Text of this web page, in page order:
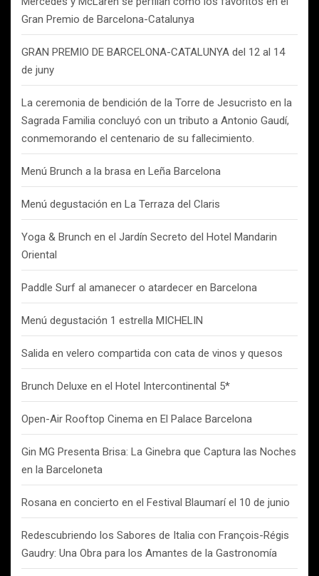
Gran Premio de Barcelona-Catalunya
GRAN PREMIO DE BARCELONA-CATALUNYA del 12 al 14
de juny
La ceremonia de bendición de la Torre de Jesucristo en la
Sagrada Familia concluyó con un tributo a Antonio Gaudí,
conmemorando el centenario de su fallecimiento.
Menú Brunch a la brasa en Leña Barcelona
Menú degustación en La Terraza del Claris
Yoga & Brunch en el Jardín Secreto del Hotel Mandarin
Oriental
Paddle Surf al amanecer o atardecer en Barcelona
Menú degustación 1 estrella MICHELIN
Salida en velero compartida con cata de vinos y quesos
Brunch Deluxe en el Hotel Intercontinental 5*
Open-Air Rooftop Cinema en El Palace Barcelona
Gin MG Presenta Brisa: La Ginebra que Captura las Noches
en la Barceloneta
Rosana en concierto en el Festival Blaumarí el 10 de junio
Redescubriendo los Sabores de Italia con François-Régis
Gaudry: Una Obra para los Amantes de la Gastronomía